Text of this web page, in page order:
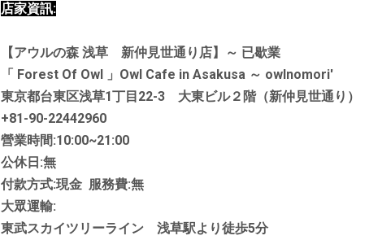
店家資訊:
【アウルの森 浅草 新仲見世通り店】～ 已歇業
「 Forest Of Owl 」Owl Cafe in Asakusa ～ owlnomori'
東京都台東区浅草1丁目22-3 大東ビル２階（新仲見世通り）
+81-90-22442960
營業時間:10:00~21:00
公休日:無
付款方式:現金 服務費:無
大眾運輸:
東武スカイツリーライン 浅草駅より徒歩5分